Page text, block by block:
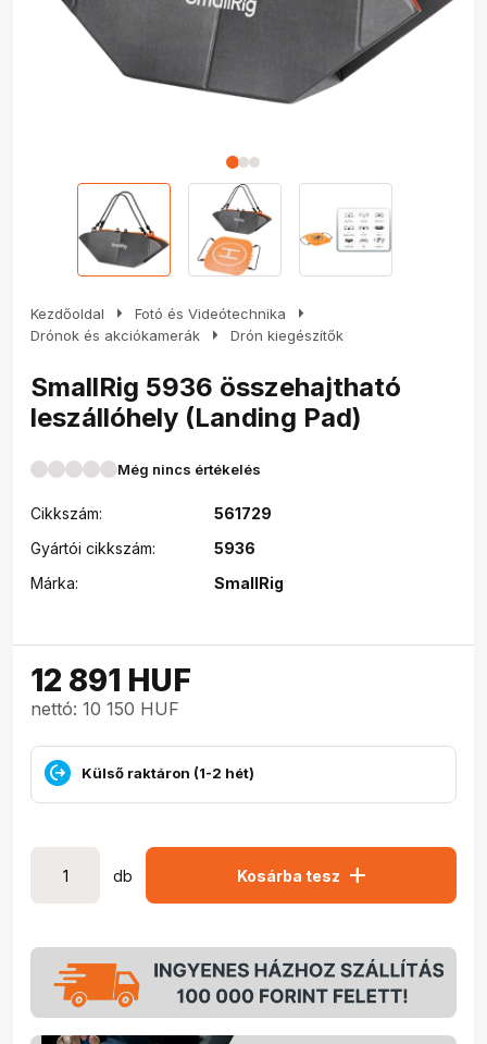
Kezdőoldal arrow_right Fotó és Videótechnika arrow_right
Drónok és akciókamerák arrow_right Drón kiegészítők
SmallRig 5936 összehajtható
leszállóhely (Landing Pad)
Még nincs értékelés
Cikkszám:
561729
Gyártói cikkszám:
5936
Márka:
SmallRig
12 891 HUF
nettó: 10 150 HUF
Külső raktáron (1-2 hét)
db Kosárba tesz add